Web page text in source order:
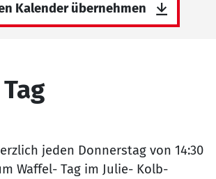
jeden Donnerstag von 14:30
Waffel- Tag im Julie- Kolb-
Kalender übernehmen